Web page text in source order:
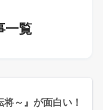
一覧
将～』が面白い！